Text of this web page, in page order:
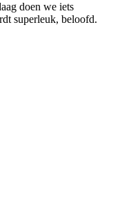
doen we iets
superleuk, beloofd.